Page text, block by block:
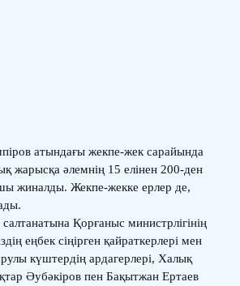
атындағы жекпе-жек сарайында
жарысқа әлемнің 15 елінен 200-ден
жиналды. Жекпе-жекке ерлер де,
Қорғаныс министрлігінің
еңбек сіңірген қайраткерлері мен
күштердің ардагерлері, Халық
Әубәкіров пен Бақытжан Ертаев